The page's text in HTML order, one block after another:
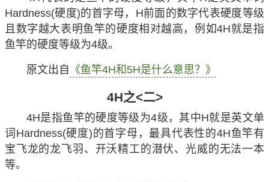
Hardness(硬度)的首字母，H前面的数字代表硬度等级
且数字越大表明鱼竿的硬度相对越高，例如4H就是指
鱼竿的硬度等级为4级。
原文出自 《鱼竿4H和5H是什么意思？》
4H之<二>
4H是指鱼竿的硬度等级为4级，其中H就是英文单
词Hardness(硬度)的首字母，最具代表性的4H鱼竿有
宝飞龙的龙飞羽、开沃精工的潜伏、光威的无法一本
等。